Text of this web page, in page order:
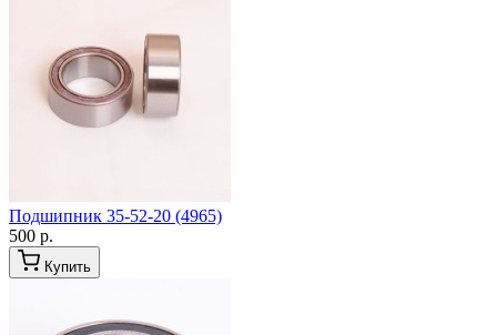
Подшипник 35-52-20 (4965)
500 р.
Купить